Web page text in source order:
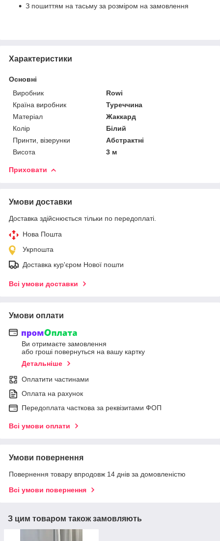
З пошиттям на тасьму за розміром на замовлення
Характеристики
Основні
Виробник
Rowi
Країна виробник
Туреччина
Матеріал
Жаккард
Колір
Білий
Принти, візерунки
Абстрактні
Висота
3 м
Приховати
Умови доставки
Доставка здійснюється тільки по передоплаті.
Нова Пошта
Укрпошта
Доставка кур'єром Нової пошти
Всі умови доставки
Умови оплати
Ви отримаєте замовлення
або гроші повернуться на вашу картку
Детальніше
Оплатити частинами
Оплата на рахунок
Передоплата часткова за реквізитами ФОП
Всі умови оплати
Умови повернення
Повернення товару впродовж 14 днів за домовленістю
Всі умови повернення
З цим товаром також замовляють